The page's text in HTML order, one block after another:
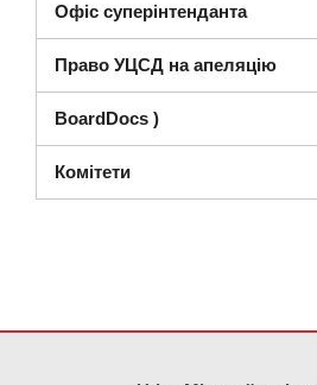
Офіс суперінтенданта
Право УЦСД на апеляцію
BoardDocs (відкриється в
)
Комітети